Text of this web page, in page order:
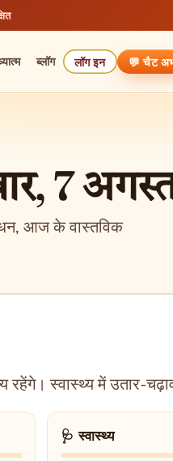
ब्लॉग लॉग इन 💬 चैट
7
आज के वास्तविक
स्वास्थ्य में उतार-
🩺 स्वास्थ्य